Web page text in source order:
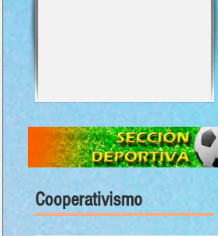
Cooperativismo